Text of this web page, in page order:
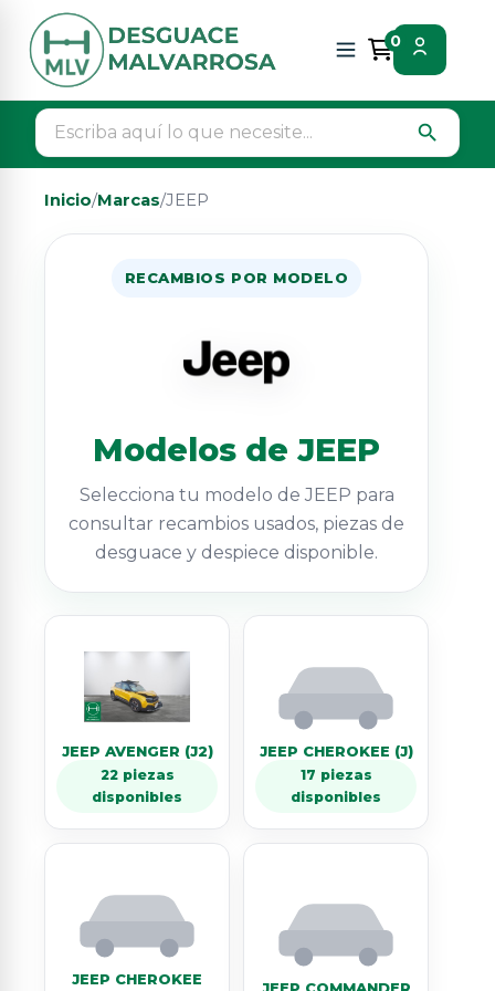
0
search
Inicio/Marcas/JEEP
RECAMBIOS POR MODELO
Modelos de JEEP
Selecciona tu modelo de JEEP para
consultar recambios usados, piezas de
desguace y despiece disponible.
JEEP AVENGER (J2)
22 piezas
disponibles
JEEP CHEROKEE (J)
17 piezas
disponibles
JEEP CHEROKEE